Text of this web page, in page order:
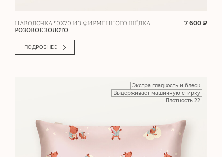
НАВОЛОЧКА 50Х70 ИЗ ФИРМЕННОГО ШЁЛКА
РОЗОВОЕ ЗОЛОТО
7 600 ₽
ПОДРОБНЕЕ
Экстра гладкость и блеск
Выдерживает машинную стирку
Плотность 22